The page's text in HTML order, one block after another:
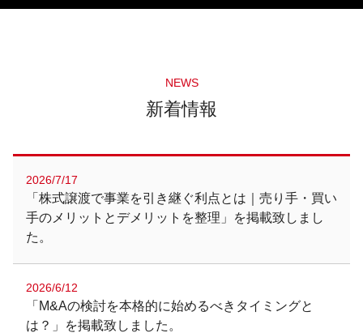
NEWS
新着情報
2026/7/17
「株式譲渡で事業を引き継ぐ利点とは｜売り手・買い
手のメリットとデメリットを整理」を掲載致しまし
た。
2026/6/12
「M&Aの検討を本格的に始めるべきタイミングと
は？」を掲載致しました。